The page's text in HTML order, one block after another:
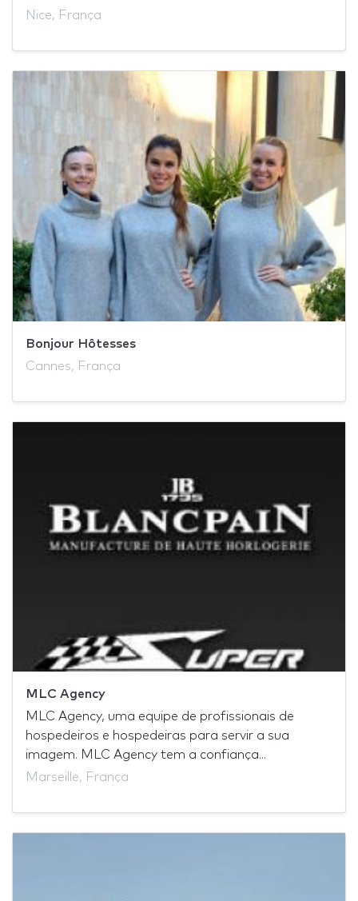
Nice, França
Bonjour Hôtesses
Cannes, França
MLC Agency
MLC Agency, uma equipe de profissionais de
hospedeiros e hospedeiras para servir a sua
imagem. MLC Agency tem a confiança...
Marseille, França